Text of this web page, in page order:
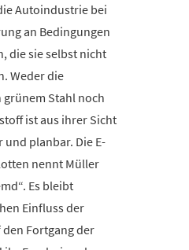
Autoindustrie bei
an Bedingungen
die sie selbst nicht
Weder die
Stahl noch
ist aus ihrer Sicht
planbar. Die E-
nennt Müller
Es bleibt
Einfluss der
Fortgang der